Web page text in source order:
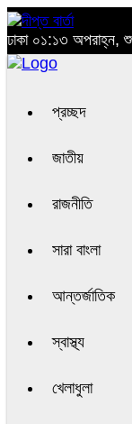
ঢাকা ০১:১৩ অপরাহ্ন,
প্রচ্ছদ
জাতীয়
রাজনীতি
সারা বাংলা
আন্তর্জাতিক
স্বাস্থ্য
খেলাধুলা